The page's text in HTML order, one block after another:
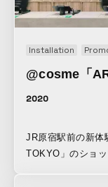
https://www.nhk.or.jp/
と人類の進化６億
テンツ「食の起源
Installation
@cosme「
2020
JR原宿駅前の新体
TOKYO」のショ